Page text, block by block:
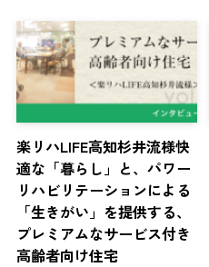
楽リハLIFE高知杉井流様快
適な「暮らし」と、パワー
リハビリテーションによる
「生きがい」を提供する、
プレミアムなサービス付き
高齢者向け住宅